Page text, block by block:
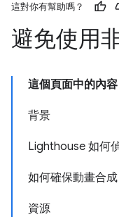
這對你有幫助嗎？
避免使用
這個頁面中的內容
背景
Lighthouse 如何
如何確保動畫合成
資源